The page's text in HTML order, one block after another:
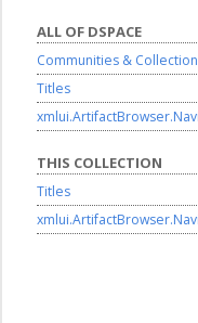
ALL OF DSPACE
Communities &
Titles
THIS COLLECTION
Titles